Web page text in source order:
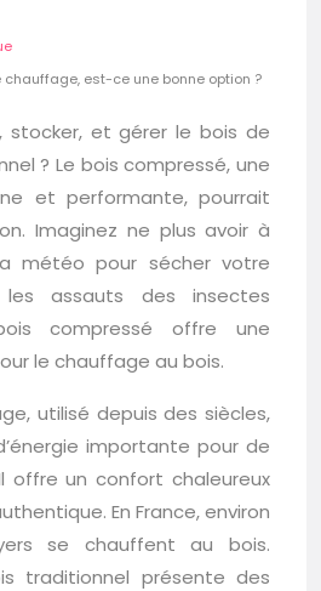
chauffage, est-ce une bonne option ?
stocker, et gérer le bois de
? Le bois compressé, une
et performante, pourrait
Imaginez ne plus avoir à
météo pour sécher votre
assauts des insectes
compressé offre une
le chauffage au bois.
utilisé depuis des siècles,
importante pour de
offre un confort chaleureux
En France, environ
se chauffent au bois.
traditionnel présente des